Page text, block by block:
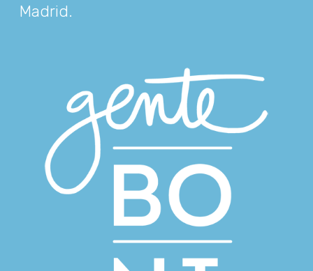
Madrid.